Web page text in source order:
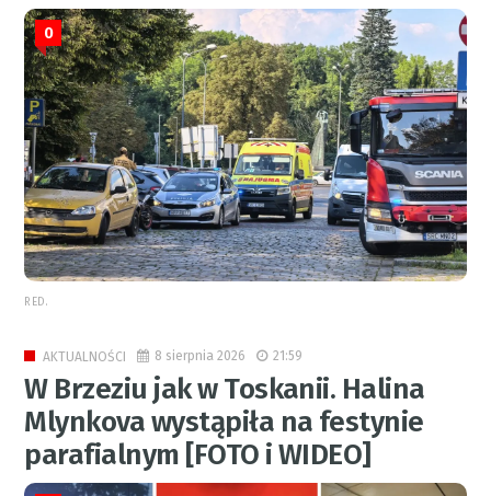
0
RED.
AKTUALNOŚCI 8 sierpnia 2026 21:59
W Brzeziu jak w Toskanii. Halina
Mlynkova wystąpiła na festynie
parafialnym [FOTO i WIDEO]